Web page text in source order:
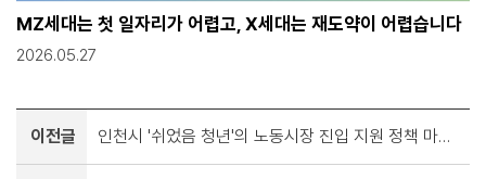
MZ세대는 첫 일자리가 어렵고, X세대는 재도약이 어렵습니다
2026.05.27
이전글 인천시 '쉬었음 청년'의 노동시장 진입 지원 정책 마련 연구